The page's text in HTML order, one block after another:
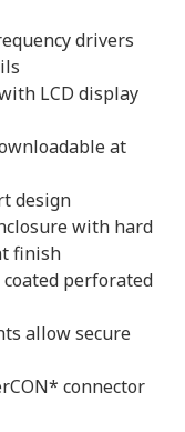
drivers
LCD display
at
design
with hard
finish
perforated
allow secure
connector